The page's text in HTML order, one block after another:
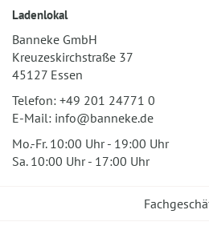
Ladenlokal
Banneke GmbH
Kreuzeskirchstraße 37
45127 Essen
Telefon: +49 201 24771 0
E-Mail: info@banneke.de
Mo.-Fr. 10:00 Uhr - 19:00 Uhr
Sa. 10:00 Uhr - 17:00 Uhr